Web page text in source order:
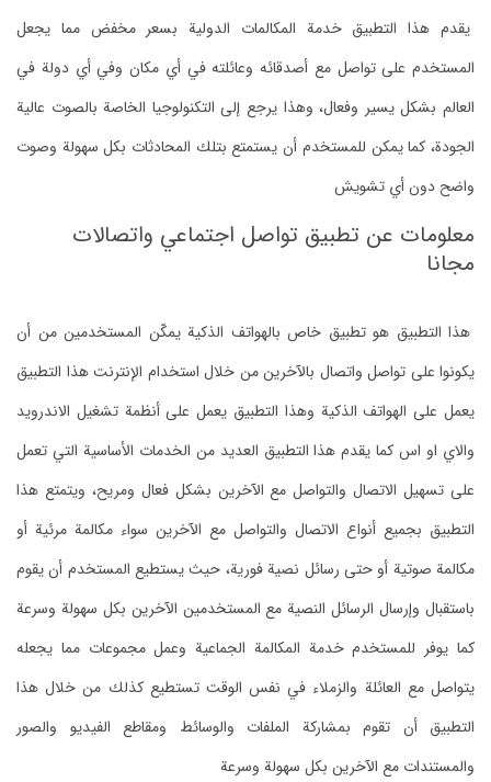
يقدم هذا التطبيق خدمة المكالمات الدولية بسعر مخفض مما يجعل
المستخدم على تواصل مع أصدقائه وعائلته في أي مكان وفي أي دولة في
العالم بشكل يسير وفعال، وهذا يرجع إلى التكنولوجيا الخاصة بالصوت عالية
الجودة، كما يمكن للمستخدم أن يستمتع بتلك المحادثات بكل سهولة وصوت
واضح دون أي تشويش
معلومات عن تطبيق تواصل اجتماعي واتصالات
مجانا
هذا التطبيق هو تطبيق خاص بالهواتف الذكية يمكّن المستخدمين من أن
يكونوا على تواصل واتصال بالآخرين من خلال استخدام الإنترنت هذا التطبيق
يعمل على الهواتف الذكية وهذا التطبيق يعمل على أنظمة تشغيل الاندرويد
والاي او اس كما يقدم هذا التطبيق العديد من الخدمات الأساسية التي تعمل
على تسهيل الاتصال والتواصل مع الآخرين بشكل فعال ومريح، ويتمتع هذا
التطبيق بجميع أنواع الاتصال والتواصل مع الآخرين سواء مكالمة مرئية أو
مكالمة صوتية أو حتى رسائل نصية فورية، حيث يستطيع المستخدم أن يقوم
باستقبال وإرسال الرسائل النصية مع المستخدمين الآخرين بكل سهولة وسرعة
كما يوفر للمستخدم خدمة المكالمة الجماعية وعمل مجموعات مما يجعله
يتواصل مع العائلة والزملاء في نفس الوقت تستطيع كذلك من خلال هذا
التطبيق أن تقوم بمشاركة الملفات والوسائط ومقاطع الفيديو والصور
والمستندات مع الآخرين بكل سهولة وسرعة